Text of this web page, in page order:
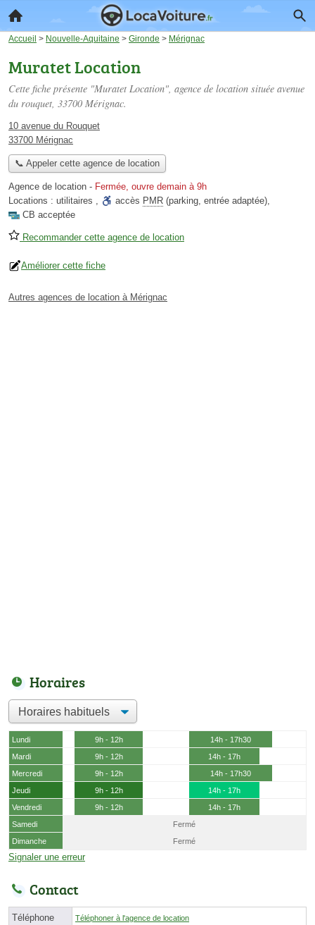
Accueil > Nouvelle-Aquitaine > Gironde > Mérignac
Muratet Location
Cette fiche présente "Muratet Location", agence de location située avenue
du rouquet, 33700 Mérignac.
10 avenue du Rouquet
33700 Mérignac
📞 Appeler cette agence de location
Agence de location - Fermée, ouvre demain à 9h
Locations : utilitaires , accès PMR (parking, entrée adaptée),
CB acceptée
Recommander cette agence de location
Améliorer cette fiche
Autres agences de location à Mérignac
Horaires
Lundi 9h - 12h
14h - 17h30
Mardi
9h - 12h
14h - 17h
Mercredi
9h - 12h
14h - 17h30
Jeudi
9h - 12h
14h - 17h
Vendredi
9h - 12h
14h - 17h
Samedi
Fermé
Dimanche
Fermé
Signaler une erreur
Contact
Téléphone Téléphoner à l'agence de location